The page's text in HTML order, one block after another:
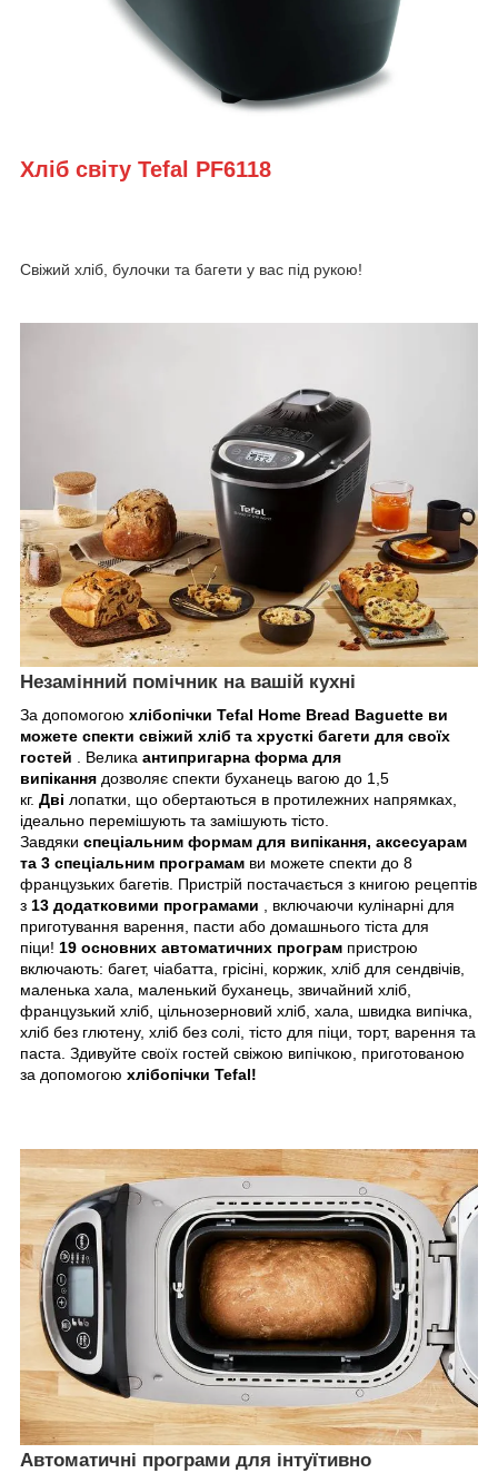
Хліб світу Tefal PF6118
Свіжий хліб, булочки та багети у вас під рукою!
Незамінний помічник на вашій кухні
За допомогою хлібопічки Tefal Home Bread Baguette ви
можете спекти свіжий хліб та хрусткі багети для своїх
гостей . Велика антипригарна форма для
випікання дозволяє спекти буханець вагою до 1,5
кг. Дві лопатки, що обертаються в протилежних напрямках,
ідеально перемішують та замішують тісто.
Завдяки спеціальним формам для випікання, аксесуарам
та 3 спеціальним програмам ви можете спекти до 8
французьких багетів. Пристрій постачається з книгою рецептів
з 13 додатковими програмами , включаючи кулінарні для
приготування варення, пасти або домашнього тіста для
піци! 19 основних автоматичних програм пристрою
включають: багет, чіабатта, грісіні, коржик, хліб для сендвічів,
маленька хала, маленький буханець, звичайний хліб,
французький хліб, цільнозерновий хліб, хала, швидка випічка,
хліб без глютену, хліб без солі, тісто для піци, торт, варення та
паста. Здивуйте своїх гостей свіжою випічкою, приготованою
за допомогою хлібопічки Tefal!
Автоматичні програми для інтуїтивно